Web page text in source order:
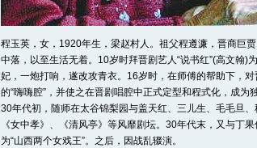
程玉英，女，1920年生，梁赵村人。祖父程遵濂，晋商巨
中落，以至生活无着。10岁时拜晋剧艺人“说书红”(高文翰
妃，一炮打响，遂改攻青衣。16岁时，在师傅的帮助下，
的“嗨嗨腔”，并使之在晋剧唱腔中正式定型和程式化，成为
30年代初，随师在太谷锦梨园与盖天红、三儿生、毛毛旦
《女中孝》、《清风亭》等风靡剧坛。30年代末，又与丁
为“山西两个女戏王”。之后，因战乱辍演。